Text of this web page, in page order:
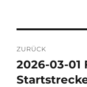
ZURÜCK
Vorheriger
Beitrag:
2026-03-01